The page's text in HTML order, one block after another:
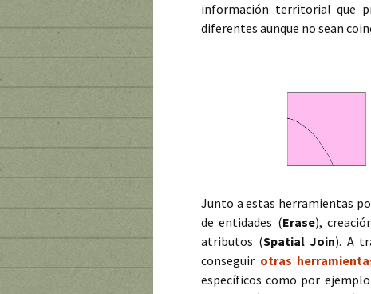
información territorial que
diferentes aunque no sean
Junto a estas herramientas
de entidades (Erase),
atributos (Spatial Join). A
conseguir otras
específicos como por